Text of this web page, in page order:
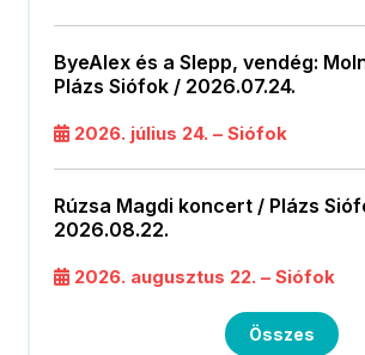
ByeAlex és a Slepp, vendég:
Plázs Siófok / 2026.07.24.
2026. július 24. – Siófok
Rúzsa Magdi koncert / Plázs
2026.08.22.
2026. augusztus 22. – Siófok
Összes